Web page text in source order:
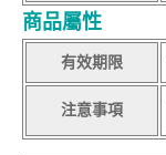
商品屬性
有效期限
注意事項